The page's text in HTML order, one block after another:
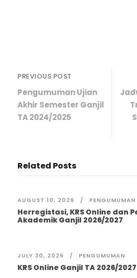
PREVIOUS POST
Pengumuman Ujian
Akhir Semester Ganjil
TA 2024/2025
Related Posts
AUGUST 10, 2026 PENGUMUMAN
Herregistasi, KRS Online dan
Akademik Ganjil 2026/2027
JULY 30, 2026 PENGUMUMAN
KRS Online Ganjil TA 2026/2027